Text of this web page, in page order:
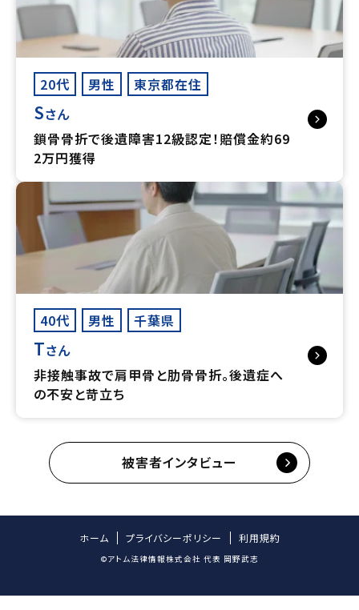
20代 男性 東京都在住
Sさん
鎖骨骨折で後遺障害12級認定！賠償金約69
2万円獲得
40代 男性 千葉県
Tさん
非接触事故で肩甲骨と肋骨骨折。後遺症へ
の不安と苛立ち
被害者インタビュー
ホーム プライバシーポリシー 利用規約
©アトム法律情報株式会社 代表 岡野武志